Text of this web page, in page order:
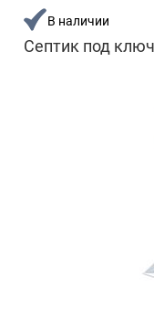
В наличии
Септик под